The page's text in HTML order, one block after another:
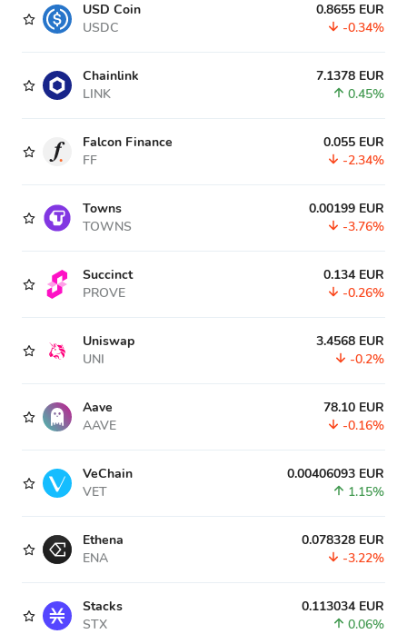
USD Coin
USDC
0.8655 EUR
-0.34%
Chainlink
LINK
7.1378 EUR
0.45%
Falcon Finance
FF
0.055 EUR
-2.34%
Towns
TOWNS
0.00199 EUR
-3.76%
Succinct
PROVE
0.134 EUR
-0.26%
Uniswap
UNI
3.4568 EUR
-0.2%
Aave
AAVE
78.10 EUR
-0.16%
VeChain
VET
0.00406093 EUR
1.15%
Ethena
ENA
0.078328 EUR
-3.22%
Stacks
STX
0.113034 EUR
0.06%